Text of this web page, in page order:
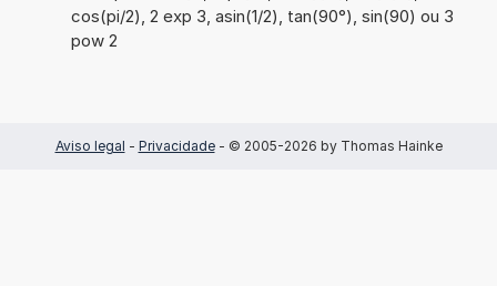
cos(pi/2), 2 exp 3, asin(1/2), tan(90°), sin(90) ou 3
pow 2
Aviso legal - Privacidade- © 2005-2026 by Thomas Hainke